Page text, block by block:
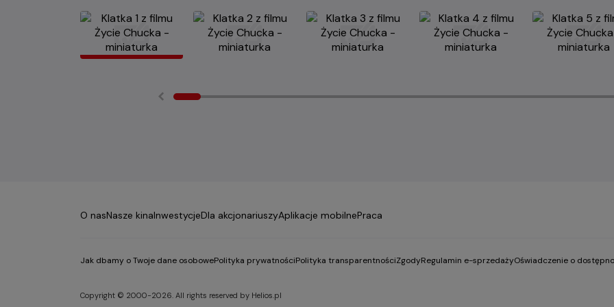
O nasNasze kinaInwestycjeDla akcjonariuszyAplikacje mobilnePraca
Jak dbamy o Twoje dane osobowePolityka prywatnościPolityka transparentnościZgodyRegulamin e-sprzedażyOświadczenie o
Copyright © 2000-2026. All rights reserved by Helios.pl